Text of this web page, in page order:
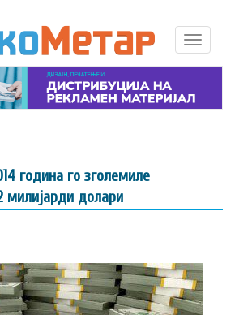
година го зголемиле
милијарди долари